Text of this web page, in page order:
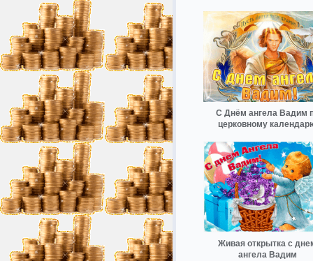
С Днём ангела Вадим
церковному
Живая открытка с
ангела Вадим